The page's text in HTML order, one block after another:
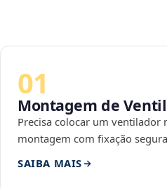
01
Montagem de
Precisa colocar um ventilador
montagem com fixação
SAIBA MAIS